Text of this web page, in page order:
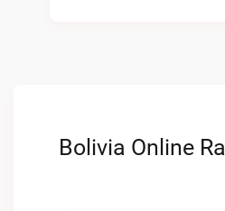
Bolivia Online